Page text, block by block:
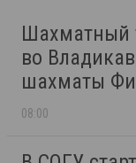
Шахматный
во
шахматы
08:00